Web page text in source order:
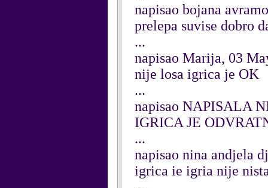
napisao bojana
prelepa suvise dobro
...
napisao Marija, 03
nije losa igrica je OK
...
napisao NAPISALA
IGRICA JE
...
napisao nina andjela
igrica ie igria nije